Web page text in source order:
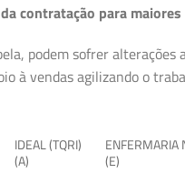
contratação para
podem sofrer alterações
à vendas agilizando o
IDEAL (TQRI)
(A)
ENFERMARIA
(E)